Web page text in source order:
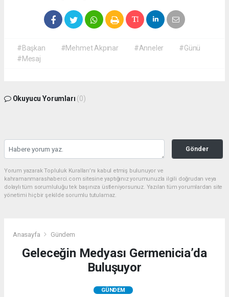
#Başkan #Mehmet Akpınar #Anneler
#Günü
#Mesaj
Okuyucu Yorumları (0)
Gönder
Yorum yazarak Topluluk Kuralları’nı kabul etmiş bulunuyor ve
kahramanmarashaberci.com sitesine yaptığınız yorumunuzla ilgili doğrudan veya
dolaylı tüm sorumluluğu tek başınıza üstleniyorsunuz. Yazılan tüm yorumlardan site
yönetimi hiçbir şekilde sorumlu tutulamaz.
Anasayfa Gündem
Geleceğin Medyası Germenicia’da
Buluşuyor
GÜNDEM